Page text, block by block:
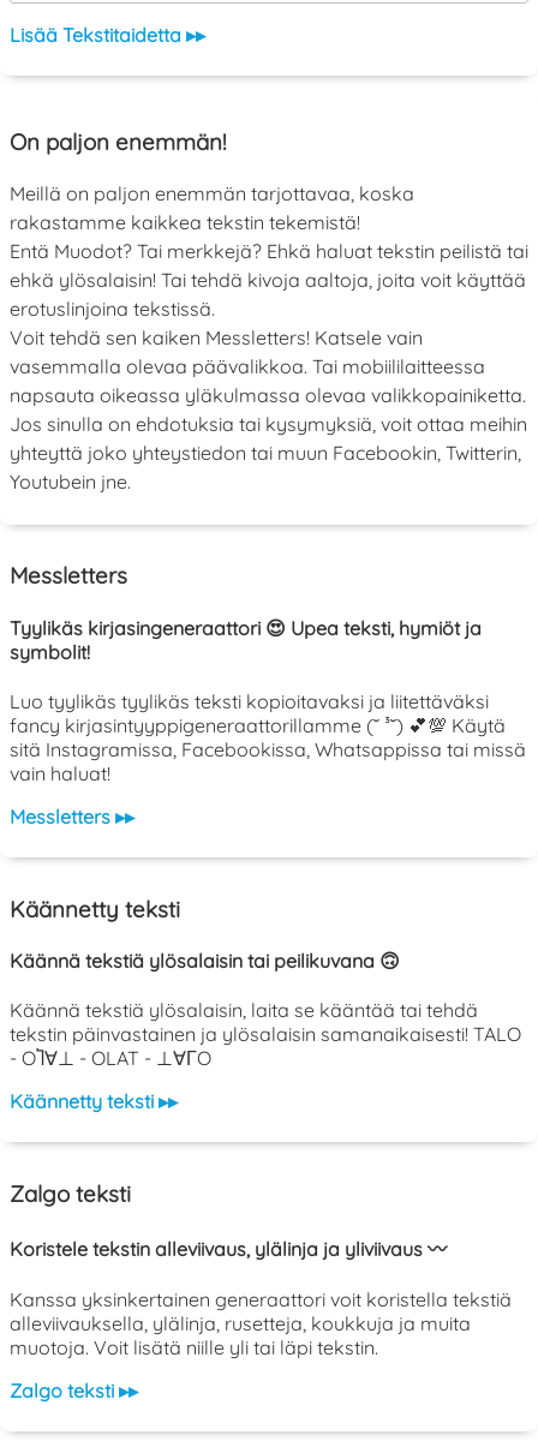
Lisää Tekstitaidetta ▸▸
On paljon enemmän!
Meillä on paljon enemmän tarjottavaa, koska
rakastamme kaikkea tekstin tekemistä!
Entä Muodot? Tai merkkejä? Ehkä haluat tekstin peilistä tai
ehkä ylösalaisin! Tai tehdä kivoja aaltoja, joita voit käyttää
erotuslinjoina tekstissä.
Voit tehdä sen kaiken Messletters! Katsele vain
vasemmalla olevaa päävalikkoa. Tai mobiililaitteessa
napsauta oikeassa yläkulmassa olevaa valikkopainiketta.
Jos sinulla on ehdotuksia tai kysymyksiä, voit ottaa meihin
yhteyttä joko yhteystiedon tai muun Facebookin, Twitterin,
Youtubein jne.
Messletters
Tyylikäs kirjasingeneraattori 😍 Upea teksti, hymiöt ja
symbolit!
Luo tyylikäs tyylikäs teksti kopioitavaksi ja liitettäväksi
fancy kirjasintyyppigeneraattorillamme (˘ ³˘) 💕💯 Käytä
sitä Instagramissa, Facebookissa, Whatsappissa tai missä
vain haluat!
Messletters ▸▸
Käännetty teksti
Käännä tekstiä ylösalaisin tai peilikuvana 🙃
Käännä tekstiä ylösalaisin, laita se kääntää tai tehdä
tekstin päinvastainen ja ylösalaisin samanaikaisesti! TALO
- OႨ∀⊥ - OLAT - ⊥∀ΓO
Käännetty teksti ▸▸
Zalgo teksti
Koristele tekstin alleviivaus, ylälinja ja yliviivaus 〰️
Kanssa yksinkertainen generaattori voit koristella tekstiä
alleviivauksella, ylälinja, rusetteja, koukkuja ja muita
muotoja. Voit lisätä niille yli tai läpi tekstin.
Zalgo teksti ▸▸